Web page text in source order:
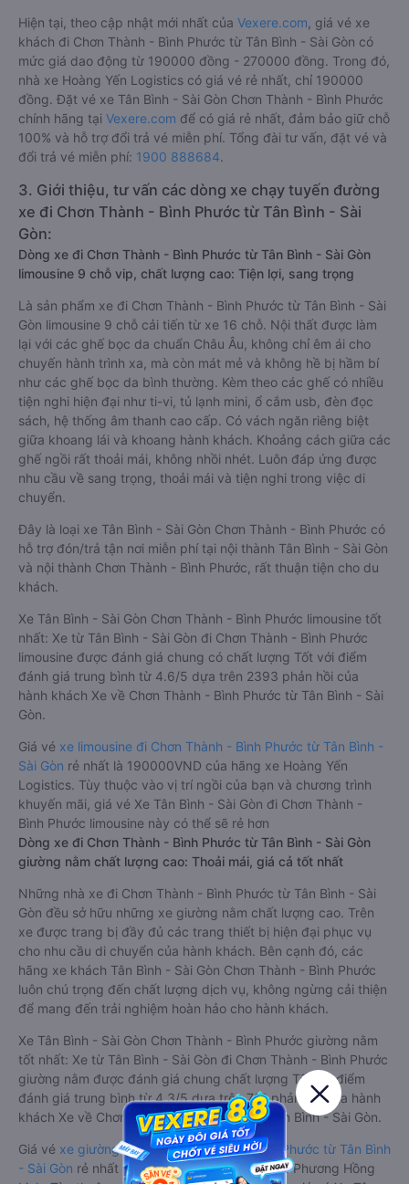
Hiện tại, theo cập nhật mới nhất của Vexere.com , giá vé xe
khách đi Chơn Thành - Bình Phước từ Tân Bình - Sài Gòn có
mức giá dao động từ 190000 đồng - 270000 đồng. Trong đó,
nhà xe Hoàng Yến Logistics có giá vé rẻ nhất, chỉ 190000
đồng. Đặt vé xe Tân Bình - Sài Gòn Chơn Thành - Bình Phước
chính hãng tại Vexere.com để có giá rẻ nhất, đảm bảo giữ chỗ
100% và hỗ trợ đổi trả vé miễn phí. Tổng đài tư vấn, đặt vé và
đổi trả vé miễn phí: 1900 888684.
3. Giới thiệu, tư vấn các dòng xe chạy tuyến đường
xe đi Chơn Thành - Bình Phước từ Tân Bình - Sài
Gòn:
Dòng xe đi Chơn Thành - Bình Phước từ Tân Bình - Sài Gòn
limousine 9 chỗ vip, chất lượng cao: Tiện lợi, sang trọng
Là sản phẩm xe đi Chơn Thành - Bình Phước từ Tân Bình - Sài
Gòn limousine 9 chỗ cải tiến từ xe 16 chỗ. Nội thất được làm
lại với các ghế bọc da chuẩn Châu Âu, không chỉ êm ái cho
chuyến hành trình xa, mà còn mát mẻ và không hề bị hầm bí
như các ghế bọc da bình thường. Kèm theo các ghế có nhiều
tiện nghi hiện đại như ti-vi, tủ lạnh mini, ổ cắm usb, đèn đọc
sách, hệ thống âm thanh cao cấp. Có vách ngăn riêng biệt
giữa khoang lái và khoang hành khách. Khoảng cách giữa các
ghế ngồi rất thoải mái, không nhồi nhét. Luôn đáp ứng được
nhu cầu về sang trọng, thoải mái và tiện nghi trong việc di
chuyển.
Đây là loại xe Tân Bình - Sài Gòn Chơn Thành - Bình Phước có
hỗ trợ đón/trả tận nơi miễn phí tại nội thành Tân Bình - Sài Gòn
và nội thành Chơn Thành - Bình Phước, rất thuận tiện cho du
khách.
Xe Tân Bình - Sài Gòn Chơn Thành - Bình Phước limousine tốt
nhất: Xe từ Tân Bình - Sài Gòn đi Chơn Thành - Bình Phước
limousine được đánh giá chung có chất lượng Tốt với điểm
đánh giá trung bình từ 4.6/5 dựa trên 2393 phản hồi của
hành khách Xe về Chơn Thành - Bình Phước từ Tân Bình - Sài
Gòn.
Giá vé xe limousine đi Chơn Thành - Bình Phước từ Tân Bình -
Sài Gòn rẻ nhất là 190000VND của hãng xe Hoàng Yến
Logistics. Tùy thuộc vào vị trí ngồi của bạn và chương trình
khuyến mãi, giá vé Xe Tân Bình - Sài Gòn đi Chơn Thành -
Bình Phước limousine này có thể sẽ rẻ hơn
Dòng xe đi Chơn Thành - Bình Phước từ Tân Bình - Sài Gòn
giường nằm chất lượng cao: Thoải mái, giá cả tốt nhất
Những nhà xe đi Chơn Thành - Bình Phước từ Tân Bình - Sài
Gòn đều sở hữu những xe giường nằm chất lượng cao. Trên
xe được trang bị đầy đủ các trang thiết bị hiện đại phục vụ
cho nhu cầu di chuyển của hành khách. Bên cạnh đó, các
hãng xe khách Tân Bình - Sài Gòn Chơn Thành - Bình Phước
luôn chú trọng đến chất lượng dịch vụ, không ngừng cải thiện
để mang đến trải nghiệm hoàn hảo cho hành khách.
Xe Tân Bình - Sài Gòn Chơn Thành - Bình Phước giường nằm
tốt nhất: Xe từ Tân Bình - Sài Gòn đi Chơn Thành - Bình Phước
giường nằm được đánh giá chung chất lượng Tốt với điểm
đánh giá trung bình từ 4.3/5 dựa trên 712 phản hồi của hành
khách Xe về Chơn Thành - Bình Phước từ Tân Bình - Sài Gòn.
Giá vé xe giường nằm đi Chơn Thành - Bình Phước từ Tân Bình
- Sài Gòn rẻ nhất là 250000VND của hãng xe Phương Hồng